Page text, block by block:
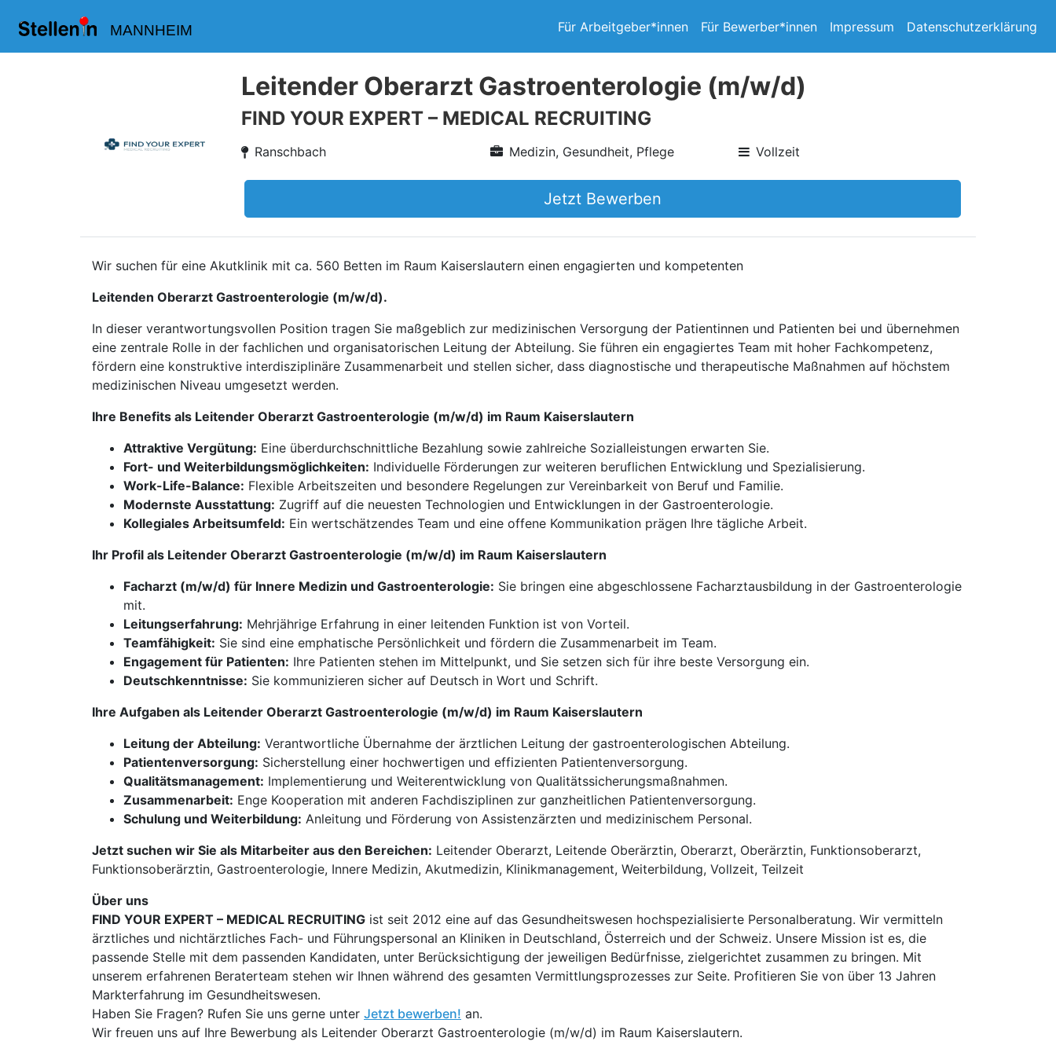
MANNHEIM Für Arbeitgeber*innen Für Bewerber*innen Impressum Datenschutzerklärung
Leitender Oberarzt Gastroenterologie (m/w/d)
FIND YOUR EXPERT – MEDICAL RECRUITING
Ranschbach Medizin, Gesundheit, Pflege Vollzeit
Jetzt Bewerben
Wir suchen für eine Akutklinik mit ca. 560 Betten im Raum Kaiserslautern einen engagierten und kompetenten
Leitenden Oberarzt Gastroenterologie (m/w/d).
In dieser verantwortungsvollen Position tragen Sie maßgeblich zur medizinischen Versorgung der Patientinnen und Patienten bei und übernehmen
eine zentrale Rolle in der fachlichen und organisatorischen Leitung der Abteilung. Sie führen ein engagiertes Team mit hoher Fachkompetenz,
fördern eine konstruktive interdisziplinäre Zusammenarbeit und stellen sicher, dass diagnostische und therapeutische Maßnahmen auf höchstem
medizinischen Niveau umgesetzt werden.
Ihre Benefits als Leitender Oberarzt Gastroenterologie (m/w/d) im Raum Kaiserslautern
Attraktive Vergütung: Eine überdurchschnittliche Bezahlung sowie zahlreiche Sozialleistungen erwarten Sie.
Fort- und Weiterbildungsmöglichkeiten: Individuelle Förderungen zur weiteren beruflichen Entwicklung und Spezialisierung.
Work-Life-Balance: Flexible Arbeitszeiten und besondere Regelungen zur Vereinbarkeit von Beruf und Familie.
Modernste Ausstattung: Zugriff auf die neuesten Technologien und Entwicklungen in der Gastroenterologie.
Kollegiales Arbeitsumfeld: Ein wertschätzendes Team und eine offene Kommunikation prägen Ihre tägliche Arbeit.
Ihr Profil als Leitender Oberarzt Gastroenterologie (m/w/d) im Raum Kaiserslautern
Facharzt (m/w/d) für Innere Medizin und Gastroenterologie: Sie bringen eine abgeschlossene Facharztausbildung in der Gastroenterologie
mit.
Leitungserfahrung: Mehrjährige Erfahrung in einer leitenden Funktion ist von Vorteil.
Teamfähigkeit: Sie sind eine emphatische Persönlichkeit und fördern die Zusammenarbeit im Team.
Engagement für Patienten: Ihre Patienten stehen im Mittelpunkt, und Sie setzen sich für ihre beste Versorgung ein.
Deutschkenntnisse: Sie kommunizieren sicher auf Deutsch in Wort und Schrift.
Ihre Aufgaben als Leitender Oberarzt Gastroenterologie (m/w/d) im Raum Kaiserslautern
Leitung der Abteilung: Verantwortliche Übernahme der ärztlichen Leitung der gastroenterologischen Abteilung.
Patientenversorgung: Sicherstellung einer hochwertigen und effizienten Patientenversorgung.
Qualitätsmanagement: Implementierung und Weiterentwicklung von Qualitätssicherungsmaßnahmen.
Zusammenarbeit: Enge Kooperation mit anderen Fachdisziplinen zur ganzheitlichen Patientenversorgung.
Schulung und Weiterbildung: Anleitung und Förderung von Assistenzärzten und medizinischem Personal.
Jetzt suchen wir Sie als Mitarbeiter aus den Bereichen: Leitender Oberarzt, Leitende Oberärztin, Oberarzt, Oberärztin, Funktionsoberarzt,
Funktionsoberärztin, Gastroenterologie, Innere Medizin, Akutmedizin, Klinikmanagement, Weiterbildung, Vollzeit, Teilzeit
Über uns
FIND YOUR EXPERT – MEDICAL RECRUITING ist seit 2012 eine auf das Gesundheitswesen hochspezialisierte Personalberatung. Wir vermitteln
ärztliches und nichtärztliches Fach- und Führungspersonal an Kliniken in Deutschland, Österreich und der Schweiz. Unsere Mission ist es, die
passende Stelle mit dem passenden Kandidaten, unter Berücksichtigung der jeweiligen Bedürfnisse, zielgerichtet zusammen zu bringen. Mit
unserem erfahrenen Beraterteam stehen wir Ihnen während des gesamten Vermittlungsprozesses zur Seite. Profitieren Sie von über 13 Jahren
Markterfahrung im Gesundheitswesen.
Haben Sie Fragen? Rufen Sie uns gerne unter Jetzt bewerben! an.
Wir freuen uns auf Ihre Bewerbung als Leitender Oberarzt Gastroenterologie (m/w/d) im Raum Kaiserslautern.